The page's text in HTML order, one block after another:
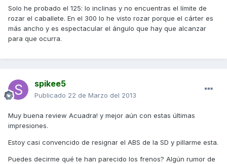
Solo he probado el 125: lo inclinas y no encuentras el límite de
rozar el caballete. En el 300 lo he visto rozar porque el cárter es
más ancho y es espectacular el ángulo que hay que alcanzar
para que ocurra.
spikee5
Publicado 22 de Marzo del 2013
Muy buena review Acuadra! y mejor aún con estas últimas
impresiones.
Estoy casi convencido de resignar el ABS de la SD y pillarme esta.
Puedes decirme qué te han parecido los frenos? Algún rumor de